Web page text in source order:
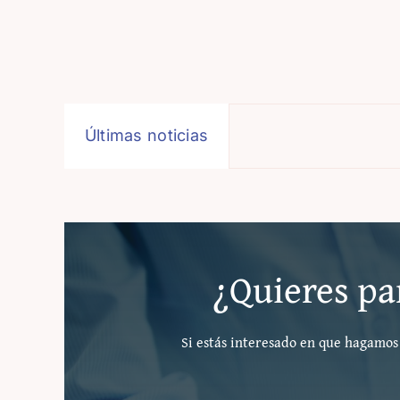
Últimas noticias
¿Quieres
Si estás interesado en que